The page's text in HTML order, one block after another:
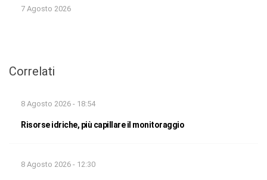
7 Agosto 2026
Correlati
8 Agosto 2026 - 18:54
Risorse idriche, più capillare il monitoraggio
8 Agosto 2026 - 12:30